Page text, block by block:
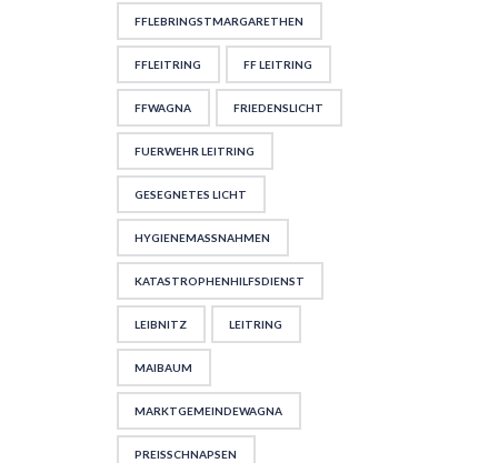
FFLEBRINGSTMARGARETHEN
FFLEITRING FF LEITRING
FFWAGNA FRIEDENSLICHT
FUERWEHR LEITRING
GESEGNETES LICHT
HYGIENEMASSNAHMEN
KATASTROPHENHILFSDIENST
LEIBNITZ LEITRING
MAIBAUM
MARKTGEMEINDEWAGNA
PREISSCHNAPSEN